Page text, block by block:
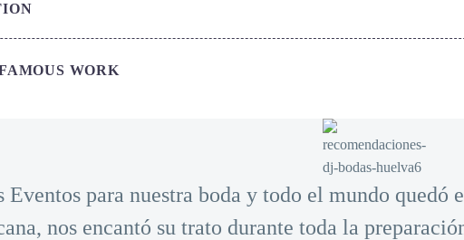
WORK
Eventos para nuestra boda y todo el mundo quedó
nos encantó su trato durante toda la